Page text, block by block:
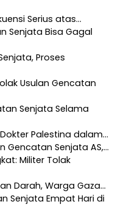
Serius atas…
Senjata Bisa Gagal
Proses
Usulan Gencatan
Senjata Selama
Palestina dalam…
Gencatan Senjata AS,…
Militer Tolak
Darah, Warga Gaza…
Senjata Empat Hari di